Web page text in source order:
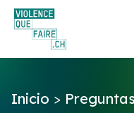
Preguntas y
Navegación privada
Inicio >